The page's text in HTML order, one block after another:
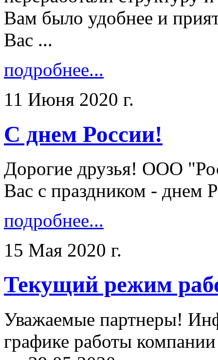
Вам было удобнее и
Вас ...
подробнее...
11 Июня 2020 г.
С днем России!
Дорогие друзья! ООО
Вас с праздником - днем
подробнее...
15 Мая 2020 г.
Текущий режим
Уважаемые партнеры!
графике работы